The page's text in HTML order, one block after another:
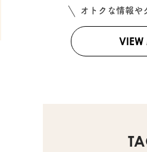
オトクな情報や
VIEW